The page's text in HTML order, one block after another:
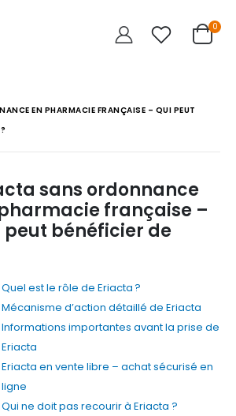
0
EN PHARMACIE FRANÇAISE – QUI PEUT
sans ordonnance
française –
peut bénéficier de
Quel est le rôle de Eriacta ?
Mécanisme d’action détaillé de Eriacta
Informations importantes avant la prise de
Eriacta
Eriacta en vente libre – achat sécurisé en
ligne
Qui ne doit pas recourir à Eriacta ?